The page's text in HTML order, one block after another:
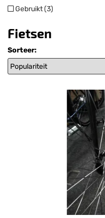
Gebruikt (3)
Fietsen
Sorteer: